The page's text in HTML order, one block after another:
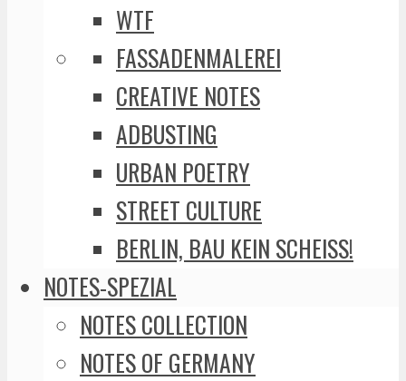
WTF
FASSADENMALEREI
CREATIVE NOTES
ADBUSTING
URBAN POETRY
STREET CULTURE
BERLIN, BAU KEIN SCHEISS!
NOTES-SPEZIAL
NOTES COLLECTION
NOTES OF GERMANY